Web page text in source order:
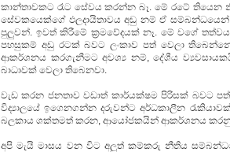
කාන්තාවකට රෑට සේවය කරන්න බෑ. මේ රටේ තියෙන
සේවකයෙක්ගේ ඵලදායිතාවය අඩු නම් ඒ
පුලුවන්. ඉවත් කිරීමේ ක්‍රමවේදයක් නෑ. මේ වගේ
පහසුකම් අඩු රටක් බවට ලංකාව පත් වෙලා
ආකර්ශනය කරගැනීමට අවශ්‍ය නම්, දේශීය
බාධාවක් වෙලා තිබෙනවා.
වැඩ කරන ජනතාව වඩාත් කාර්යක්ෂම පිරිසක් බවට
විද්‍යාලයේ ඉගෙනගන්න දරුවන්ට අර්ධකාලීන
බලකාය ශක්තමත් කරන, ආයෝජකයින් ආකර්ශනය කරනු
අපි මැයි මාසය වන විට අලුත් කම්කරු නීතිය